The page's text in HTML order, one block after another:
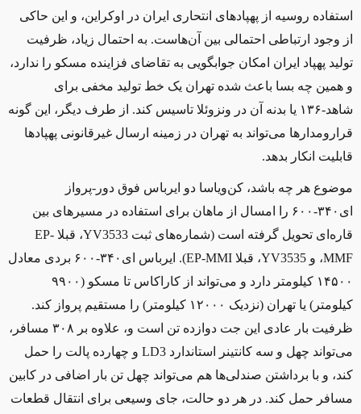
استفاده روسیه از پهپادهای انتحاری ایران در اوکراین، و این حاکی
از وجود ارتباطی احتمالی بین آن‌هاست. به احتمال زیاد، ظرفیت
تولید پهپاد ایران امکان جوابگویی به تقاضای فزاینده مسکو را ندارد،
و همین چه بسا باعث شده تهران یک خط تولید مخفی برای
شاهد-۱۳۶ یا بدنه آن در ونزوئلا تاسیس کند. از طرف دیگر، این گونه
قرارومدارها می‌تواند به تهران در زمینه ارسال غیرقانونی پهپادها
قابلیت انکار بدهد.
موضوع هر چه باشد، کن‌ویاسا دو ایرباس فوق دور-پرواز
ای۳۴۰-۶۰۰ را امسال از ماهان برای استفاده در مسیرهای بین
قاره‌ای تحویل گرفته است (شماره‌های ثبت YV3533، قبلا EP-
MMF، و YV3535، قبلا EP-MMI
). ایرباس ای۳۴۰-۶۰۰ بردی معادل
۱۴۵۰۰ کیلومتر دارد و می‌تواند از کاراکاس تا مسکو (۹۹۰۰
کیلومتر) یا تهران (نزدیک ۱۲۰۰۰ کیلومتر) را مستقیم پرواز کند.
ظرفیت بار عادی این جت دوازده تن است و، علاوه بر ۳۰۸ مسافر،
می‌تواند چهل و سه کانتینر استاندارد LD3 و چهارده پالت را حمل
کند، و با برداشتن صندلی‌ها هم می‌تواند چهل تن بار اضافی در کابین
مسافر حمل کند. در هر دو حالت، جای وسیعی برای انتقال قطعات